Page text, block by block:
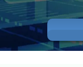
た。
Microsoft
ウドへの移行も
しても大きな
利用企業の
クラウドとオ
利用ケース
ーディな事